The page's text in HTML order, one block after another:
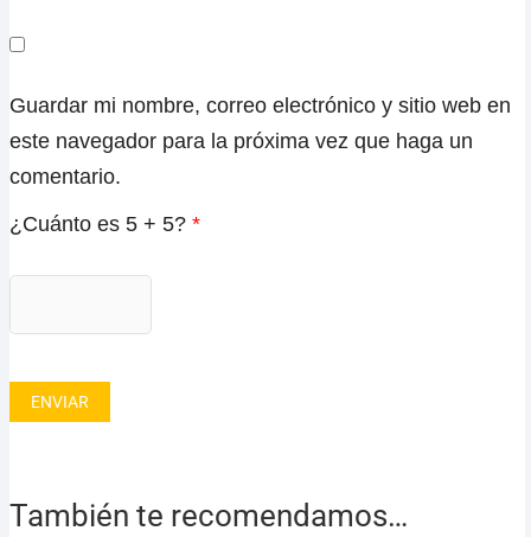
Guardar mi nombre, correo electrónico y sitio web en
este navegador para la próxima vez que haga un
comentario.
¿Cuánto es 5 + 5? *
También te recomendamos…